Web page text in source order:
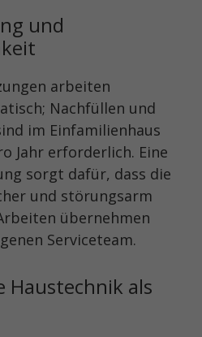
und
arbeiten
Nachfüllen und
im Einfamilienhaus
Jahr erforderlich. Eine
sorgt dafür, dass die
und störungsarm
übernehmen
Serviceteam.
Haustechnik als